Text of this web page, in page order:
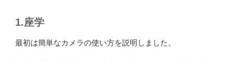
1.座学
最初は簡単なカメラの使い方を説明しました。